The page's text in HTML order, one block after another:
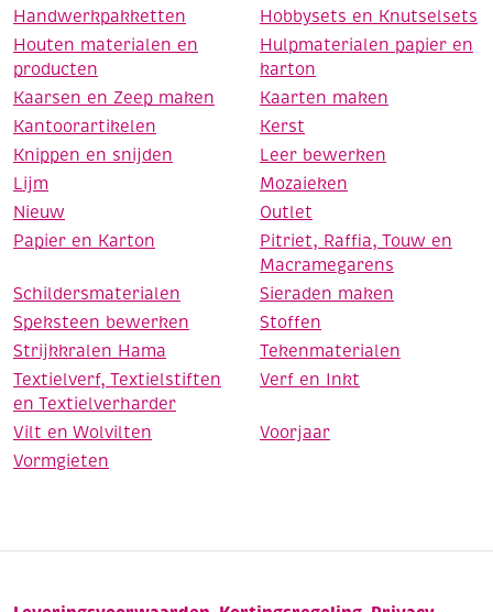
Handwerkpakketten
Hobbysets en Knutselsets
Houten materialen en
producten
Hulpmaterialen papier en
karton
Kaarsen en Zeep maken
Kaarten maken
Kantoorartikelen
Kerst
Knippen en snijden
Leer bewerken
Lijm
Mozaieken
Nieuw
Outlet
Papier en Karton
Pitriet, Raffia, Touw en
Macramegarens
Schildersmaterialen
Sieraden maken
Speksteen bewerken
Stoffen
Strijkkralen Hama
Tekenmaterialen
Textielverf, Textielstiften
en Textielverharder
Verf en Inkt
Vilt en Wolvilten
Voorjaar
Vormgieten